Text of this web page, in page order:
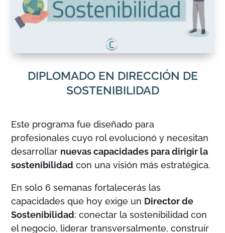
DIPLOMADO EN DIRECCIÓN DE
SOSTENIBILIDAD
Este programa fue diseñado para
profesionales cuyo rol evolucionó y necesitan
desarrollar nuevas capacidades para dirigir la
sostenibilidad con una visión más estratégica.
En solo 6 semanas fortalecerás las
capacidades que hoy exige un Director de
Sostenibilidad: conectar la sostenibilidad con
el negocio, liderar transversalmente, construir